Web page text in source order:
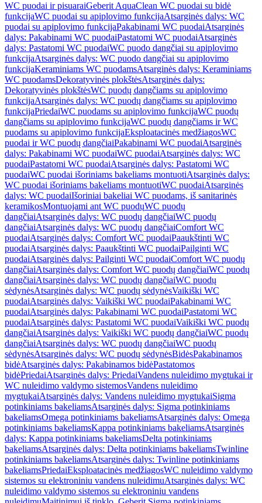
WC puodai ir pisuaraiGeberit AquaClean WC puodai su bidė
funkcijaWC puodai su apiplovimo funkcijaAtsarginės dalys: WC
puodai su apiplovimo funkcijaPakabinami WC puodaiAtsarginės
dalys: Pakabinami WC puodaiPastatomi WC puodaiAtsarginės
dalys: Pastatomi WC puodaiWC puodo dangčiai su apiplovimo
funkcijaAtsarginės dalys: WC puodo dangčiai su apiplovimo
funkcijaKeraminiams WC puodamsAtsarginės dalys: Keraminiams
WC puodamsDekoratyvinės plokštėsAtsarginės dalys:
Dekoratyvinės plokštėsWC puodų dangčiams su apiplovimo
funkcijaAtsarginės dalys: WC puodų dangčiams su apiplovimo
funkcijaPriedaiWC puodams su apiplovimo funkcijaWC puodų
dangčiams su apiplovimo funkcijaWC puodų dangčiams ir WC
puodams su apiplovimo funkcijaEksploatacinės medžiagosWC
puodai ir WC puodų dangčiaiPakabinami WC puodaiAtsarginės
dalys: Pakabinami WC puodaiWC puodaiAtsarginės dalys: WC
puodaiPastatomi WC puodaiAtsarginės dalys: Pastatomi WC
puodaiWC puodai išoriniams bakeliams montuotiAtsarginės dalys:
WC puodai išoriniams bakeliams montuotiWC puodaiAtsarginės
dalys: WC puodaiIšoriniai bakeliai WC puodams, iš sanitarinės
keramikosMontuojami ant WC puodųWC puodų
dangčiaiAtsarginės dalys: WC puodų dangčiaiWC puodų
dangčiaiAtsarginės dalys: WC puodų dangčiaiComfort WC
puodaiAtsarginės dalys: Comfort WC puodaiPaaukštinti WC
puodaiAtsarginės dalys: Paaukštinti WC puodaiPailginti WC
puodaiAtsarginės dalys: Pailginti WC puodaiComfort WC puodų
dangčiaiAtsarginės dalys: Comfort WC puodų dangčiaiWC puodų
dangčiaiAtsarginės dalys: WC puodų dangčiaiWC puodų
sėdynėsAtsarginės dalys: WC puodų sėdynėsVaikiški WC
puodaiAtsarginės dalys: Vaikiški WC puodaiPakabinami WC
puodaiAtsarginės dalys: Pakabinami WC puodaiPastatomi WC
puodaiAtsarginės dalys: Pastatomi WC puodaiVaikiški WC puodų
dangčiaiAtsarginės dalys: Vaikiški WC puodų dangčiaiWC puodų
dangčiaiAtsarginės dalys: WC puodų dangčiaiWC puodų
sėdynėsAtsarginės dalys: WC puodų sėdynėsBidėsPakabinamos
bidėAtsarginės dalys: Pakabinamos bidėPastatomos
bidėPriedaiAtsarginės dalys: PriedaiVandens nuleidimo mygtukai ir
WC nuleidimo valdymo sistemosVandens nuleidimo
mygtukaiAtsarginės dalys: Vandens nuleidimo mygtukaiSigma
potinkiniams bakeliamsAtsarginės dalys: Sigma potinkiniams
bakeliamsOmega potinkiniams bakeliamsAtsarginės dalys: Omega
potinkiniams bakeliamsKappa potinkiniams bakeliamsAtsarginės
dalys: Kappa potinkiniams bakeliamsDelta potinkiniams
bakeliamsAtsarginės dalys: Delta potinkiniams bakeliamsTwinline
potinkiniams bakeliamsAtsarginės dalys: Twinline potinkiniams
bakeliamsPriedaiEksploatacinės medžiagosWC nuleidimo valdymo
sistemos su elektroniniu vandens nuleidimuAtsarginės dalys: WC
nuleidimo valdymo sistemos su elektroniniu vandens